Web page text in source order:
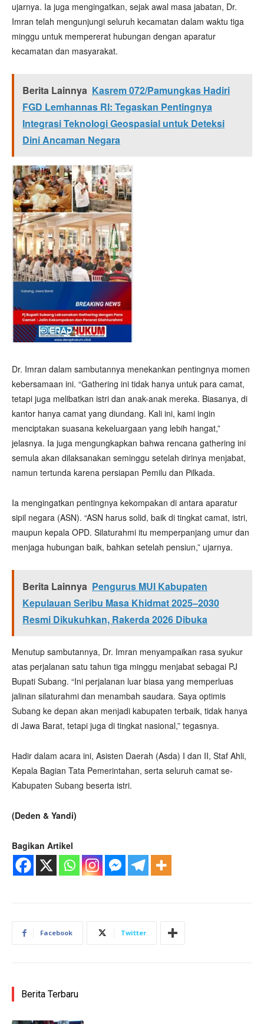
ujarnya. Ia juga mengingatkan, sejak awal masa jabatan, Dr.
Imran telah mengunjungi seluruh kecamatan dalam waktu tiga
minggu untuk mempererat hubungan dengan aparatur
kecamatan dan masyarakat.
Berita Lainnya Kasrem 072/Pamungkas Hadiri
FGD Lemhannas RI: Tegaskan Pentingnya
Integrasi Teknologi Geospasial untuk Deteksi
Dini Ancaman Negara
Dr. Imran dalam sambutannya menekankan pentingnya momen
kebersamaan ini. “Gathering ini tidak hanya untuk para camat,
tetapi juga melibatkan istri dan anak-anak mereka. Biasanya, di
kantor hanya camat yang diundang. Kali ini, kami ingin
menciptakan suasana kekeluargaan yang lebih hangat,”
jelasnya. Ia juga mengungkapkan bahwa rencana gathering ini
semula akan dilaksanakan seminggu setelah dirinya menjabat,
namun tertunda karena persiapan Pemilu dan Pilkada.
Ia mengingatkan pentingnya kekompakan di antara aparatur
sipil negara (ASN). “ASN harus solid, baik di tingkat camat, istri,
maupun kepala OPD. Silaturahmi itu memperpanjang umur dan
menjaga hubungan baik, bahkan setelah pensiun,” ujarnya.
Berita Lainnya Pengurus MUI Kabupaten
Kepulauan Seribu Masa Khidmat 2025–2030
Resmi Dikukuhkan, Rakerda 2026 Dibuka
Menutup sambutannya, Dr. Imran menyampaikan rasa syukur
atas perjalanan satu tahun tiga minggu menjabat sebagai PJ
Bupati Subang. “Ini perjalanan luar biasa yang memperluas
jalinan silaturahmi dan menambah saudara. Saya optimis
Subang ke depan akan menjadi kabupaten terbaik, tidak hanya
di Jawa Barat, tetapi juga di tingkat nasional,” tegasnya.
Hadir dalam acara ini, Asisten Daerah (Asda) I dan II, Staf Ahli,
Kepala Bagian Tata Pemerintahan, serta seluruh camat se-
Kabupaten Subang beserta istri.
(Deden & Yandi)
Bagikan Artikel
Facebook Twitter
Berita Terbaru